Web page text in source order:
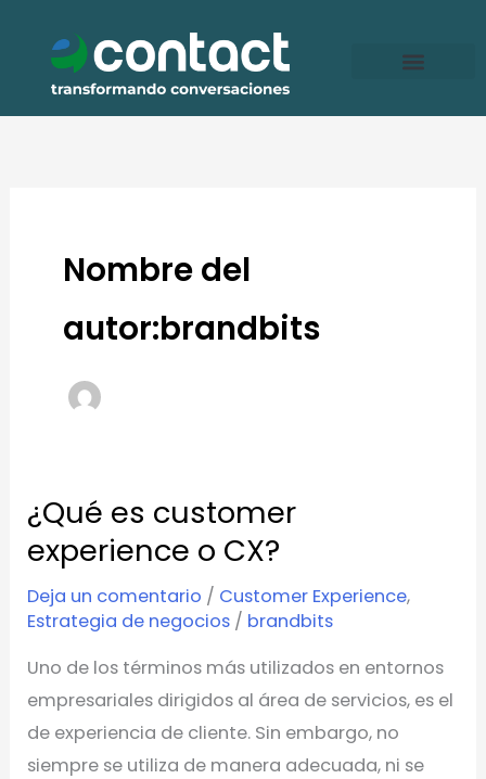
contenido
Nombre del
autor:brandbits
¿Qué es customer
experience o CX?
Deja un comentario / Customer Experience,
Estrategia de negocios / brandbits
Uno de los términos más utilizados en entornos
empresariales dirigidos al área de servicios, es el
de experiencia de cliente. Sin embargo, no
siempre se utiliza de manera adecuada, ni se
¿Qué
es
customer
experience
CX?